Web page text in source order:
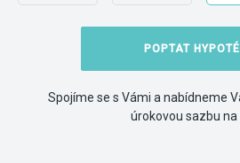
POPTAT
Spojíme se s Vámi a nabídneme
úrokovou sazbu na